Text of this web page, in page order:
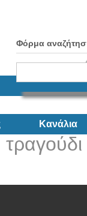
Φόρμα
Κανάλια